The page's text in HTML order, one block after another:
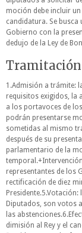
moción debe incluir
candidatura. Se
Gobierno con la
dedujo de la Ley de
1.Admisión a trámite:
requisitos exigidos, la
a los portavoces de
podrán presentarse
sometidas al mismo
después de su
parlamentario de la
representantes de los
rectificación de diez
Diputados, son votos
las
dimisión al Rey y el